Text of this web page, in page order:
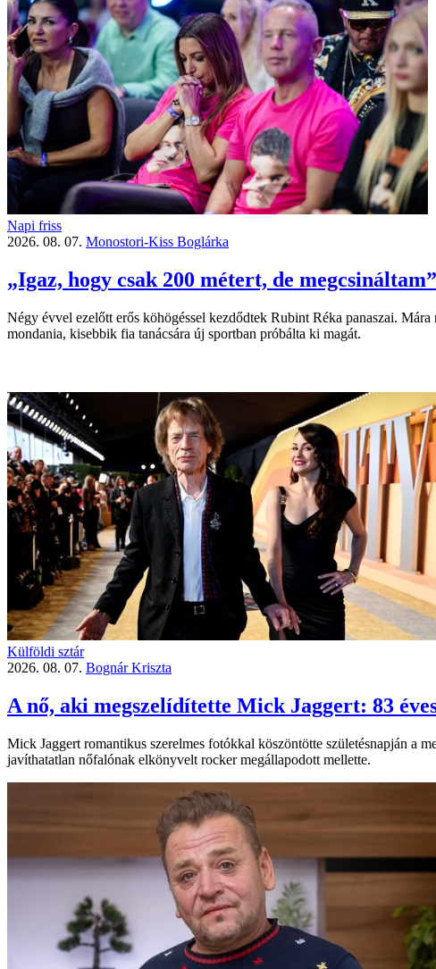
Napi friss
2026. 08. 07. Monostori-Kiss Boglárka
„Igaz, hogy csak 200 métert, de
Négy évvel ezelőtt erős köhögéssel kezdődtek Rubint Réka panaszai.
mondania, kisebbik fia tanácsára új sportban próbálta ki magát.
Külföldi sztár
2026. 08. 07. Bognár Kriszta
A nő, aki megszelídítette Mick Jaggert: 83
Mick Jaggert romantikus szerelmes fotókkal köszöntötte születésnapján a
javíthatatlan nőfalónak elkönyvelt rocker megállapodott mellette.